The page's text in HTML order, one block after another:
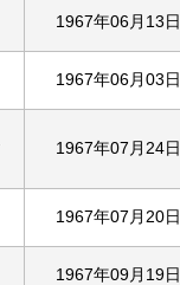
1967年06月13日
1967年06月03日
1967年07月24日
1967年07月20日
1967年09月19日